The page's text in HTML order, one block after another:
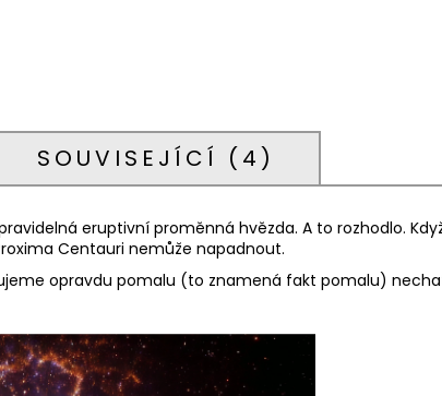
SOUVISEJÍCÍ (4)
eruptivní proměnná hvězda. A to rozhodlo.
Centauri nemůže napadnout.
opravdu pomalu (to znamená fakt pomalu)